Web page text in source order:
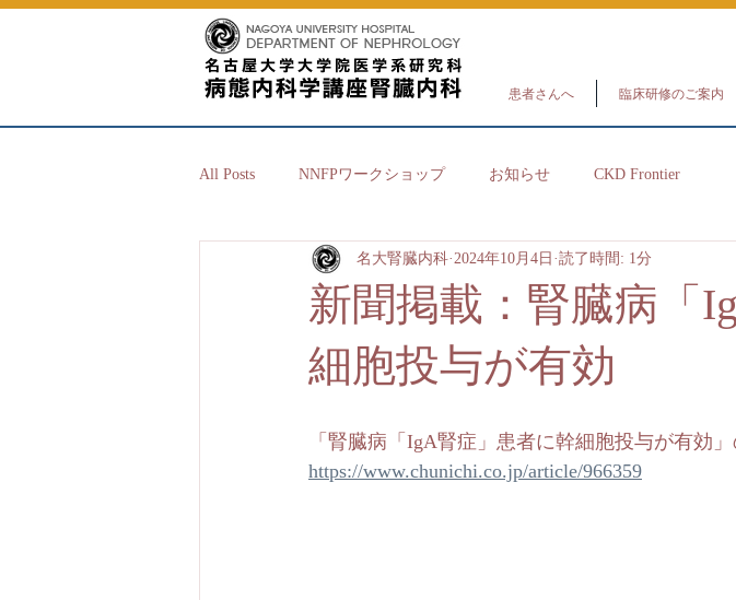
患者さんへ 臨床研修のご案内
All Posts NNFPワークショップ お知らせ CKD Frontier
新聞掲載：腎臓病「
細胞投与が有効
名大腎臓内科 2024年10月4日 読了時間: 1分
「腎臓病「IgA腎症」患者に幹細胞投与が有効
https://www.chunichi.co.jp/article/966359